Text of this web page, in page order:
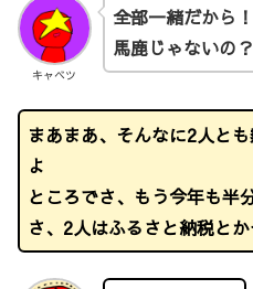
キャベツ
全部一緒だから！
馬鹿じゃないの？
まあまあ、そんなに2人と
よ
ところでさ、もう今年も半
さ、2人はふるさと納税と